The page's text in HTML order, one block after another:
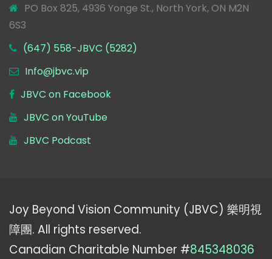
PO Box 825, 4936 Yonge St., North York, ON M2N
6S3
(647) 558-JBVC (5282)
Info@jbvc.vip
JBVC on Facebook
JBVC on YouTube
JBVC Podcast
Joy Beyond Vision Community (JBVC) 樂明視
障團. All rights reserved.
Canadian Charitable Number #845348036